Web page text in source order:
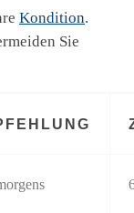
Kondition.
Sie